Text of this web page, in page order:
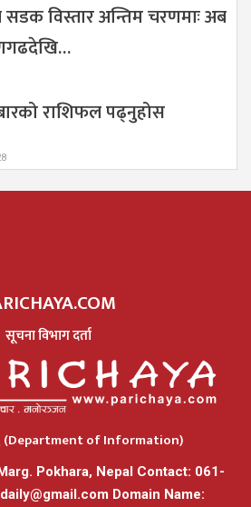
विस्तार अन्तिम चरणमाः अब
राशिफल पढ्नुहोस
सूचना विभाग दर्ता
(Department of Information)
Pokhara, Nepal Contact: 061-
Domain Name: